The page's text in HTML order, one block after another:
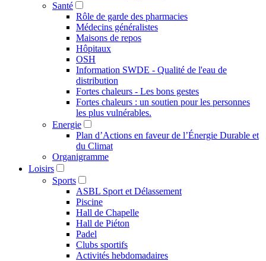
Santé
Rôle de garde des pharmacies
Médecins généralistes
Maisons de repos
Hôpitaux
OSH
Information SWDE - Qualité de l'eau de
distribution
Fortes chaleurs - Les bons gestes
Fortes chaleurs : un soutien pour les personnes
les plus vulnérables.
Energie
Plan d’Actions en faveur de l’Énergie Durable et
du Climat
Organigramme
Loisirs
Sports
ASBL Sport et Délassement
Piscine
Hall de Chapelle
Hall de Piéton
Padel
Clubs sportifs
Activités hebdomadaires